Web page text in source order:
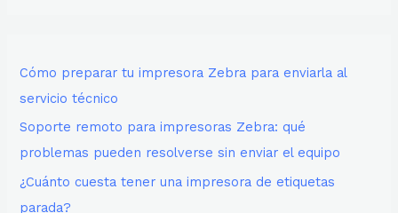
Cómo preparar tu impresora Zebra para enviarla al
servicio técnico
Soporte remoto para impresoras Zebra: qué
problemas pueden resolverse sin enviar el equipo
¿Cuánto cuesta tener una impresora de etiquetas
parada?